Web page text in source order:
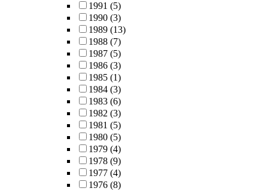
1991 (5)
1990 (3)
1989 (13)
1988 (7)
1987 (5)
1986 (3)
1985 (1)
1984 (3)
1983 (6)
1982 (3)
1981 (5)
1980 (5)
1979 (4)
1978 (9)
1977 (4)
1976 (8)